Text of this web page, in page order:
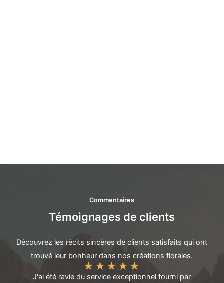
Commentaires
Témoignages de clients
Découvrez les récits sincères de clients satisfaits qui ont
trouvé leur bonheur dans nos créations florales.
★ ★ ★ ★ ★
J'ai été ravie du service exceptionnel fourni par